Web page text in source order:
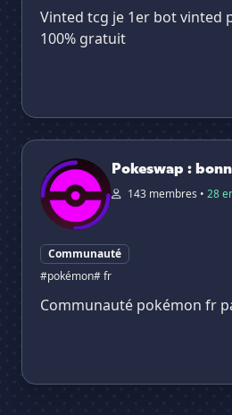
Vinted tcg je 1er bot vinted
100% gratuit
Pokeswap : bonne année ! 🥳
Pokeswap :
143 membres • 28
Communauté
#pokémon# fr
Communauté pokémon fr